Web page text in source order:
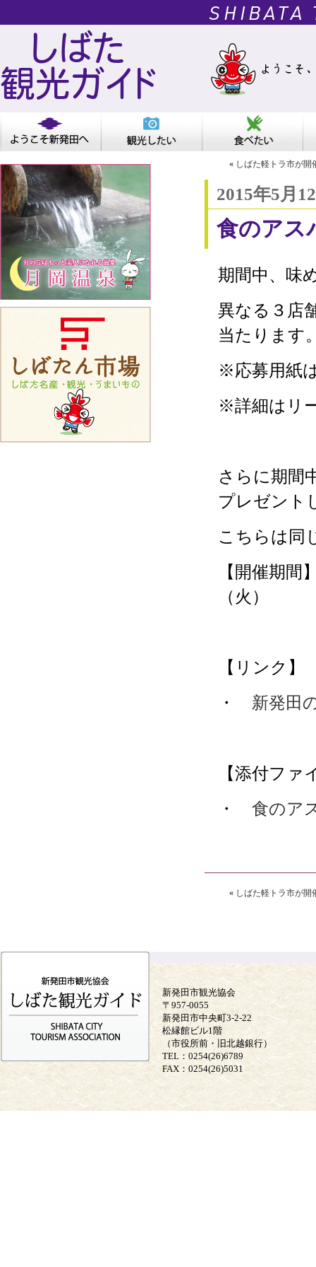
SHIBATA
しばた
観光ガイド
« しばた軽トラ市が開
2015年5月
食のアス
期間中、味
異なる３店
当たります
※応募用紙
※詳細はリ
さらに期間
プレゼント
こちらは同
【開催期
（火）
【リンク】
・ 新発田
【添付ファ
・ 食のア
« しばた軽トラ市が開
新発田市観光協会
〒957-0055
新発田市中央町3-2-22
松縁館ビル1階
（市役所前・旧北越銀行）
TEL：0254(26)6789
FAX：0254(26)5031